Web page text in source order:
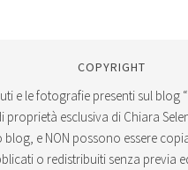
COPYRIGHT
e le fotografie presenti sul blog
proprietà esclusiva di Chiara
blog, e NON possono essere
o redistribuiti senza previa